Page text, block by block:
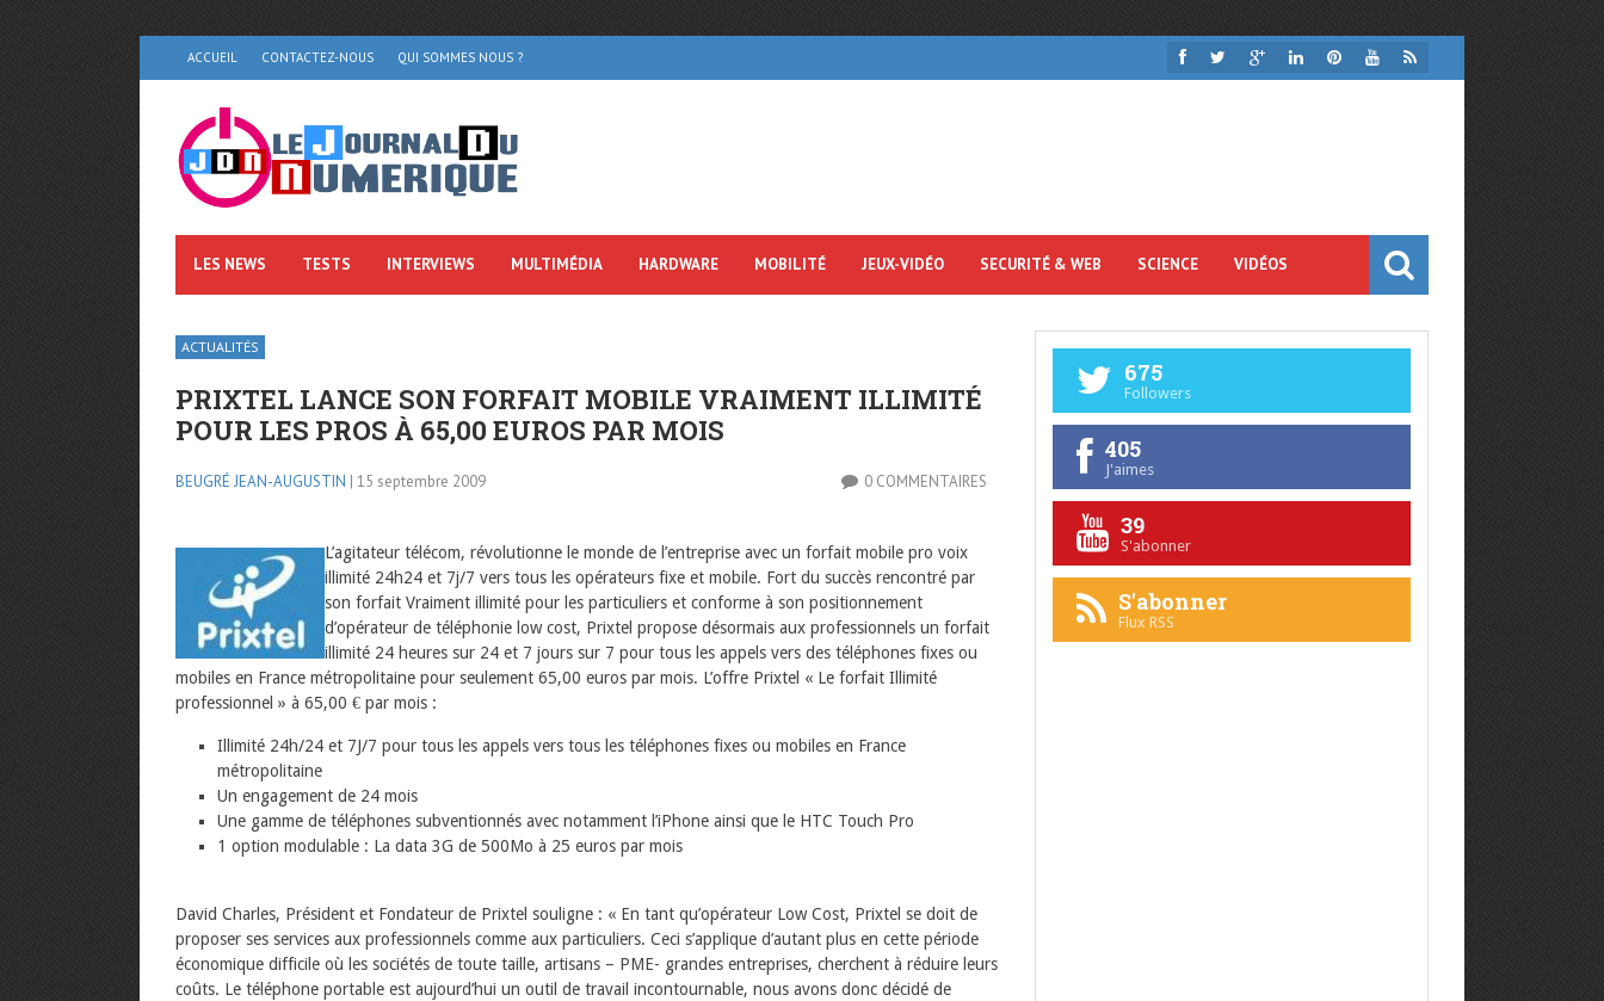
ACCUEIL CONTACTEZ-NOUS QUI SOMMES NOUS ?
LES NEWS TESTS INTERVIEWS MULTIMÉDIA HARDWARE MOBILITÉ JEUX-VIDÉO SECURITÉ & WEB SCIENCE VIDÉOS
ACTUALITÉS
PRIXTEL LANCE SON FORFAIT MOBILE VRAIMENT ILLIMITÉ
POUR LES PROS À 65,00 EUROS PAR MOIS
BEUGRÉ JEAN-AUGUSTIN | 15 septembre 2009 0 COMMENTAIRES
L’agitateur télécom, révolutionne le monde de l’entreprise avec un forfait mobile pro voix
illimité 24h24 et 7j/7 vers tous les opérateurs fixe et mobile. Fort du succès rencontré par
son forfait Vraiment illimité pour les particuliers et conforme à son positionnement
d’opérateur de téléphonie low cost, Prixtel propose désormais aux professionnels un forfait
illimité 24 heures sur 24 et 7 jours sur 7 pour tous les appels vers des téléphones fixes ou
mobiles en France métropolitaine pour seulement 65,00 euros par mois. L’offre Prixtel « Le forfait Illimité
professionnel » à 65,00 € par mois :
Illimité 24h/24 et 7J/7 pour tous les appels vers tous les téléphones fixes ou mobiles en France
métropolitaine
Un engagement de 24 mois
Une gamme de téléphones subventionnés avec notamment l’iPhone ainsi que le HTC Touch Pro
1 option modulable : La data 3G de 500Mo à 25 euros par mois
David Charles, Président et Fondateur de Prixtel souligne : « En tant qu’opérateur Low Cost, Prixtel se doit de
proposer ses services aux professionnels comme aux particuliers. Ceci s’applique d’autant plus en cette période
économique difficile où les sociétés de toute taille, artisans – PME- grandes entreprises, cherchent à réduire leurs
coûts. Le téléphone portable est aujourd’hui un outil de travail incontournable, nous avons donc décidé de
675
Followers
405
J'aimes
39
S'abonner
S'abonner
Flux RSS